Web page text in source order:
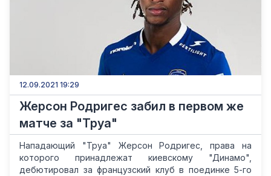
12.09.2021 19:29
Жерсон Родригес забил в первом же
матче за "Труа"
Нападающий "Труа" Жерсон Родригес, права на
которого принадлежат киевскому "Динамо",
дебютировал за французский клуб в поединке 5-го